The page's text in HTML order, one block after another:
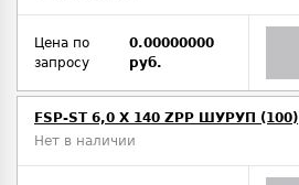
Цена по
запросу
0.00000000
руб.
FSP-ST 6,0 X 140 ZPP ШУРУП (100)
Нет в наличии